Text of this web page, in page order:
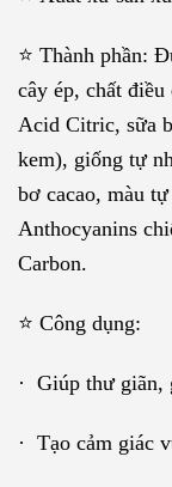
⭐️ Thành phần:
cây ép, chất
Acid Citric, sữa
kem), giống tự
bơ cacao, màu
Anthocyanins
Carbon.
⭐️ Công dụng:
· Giúp thư giãn,
· Tạo cảm giác